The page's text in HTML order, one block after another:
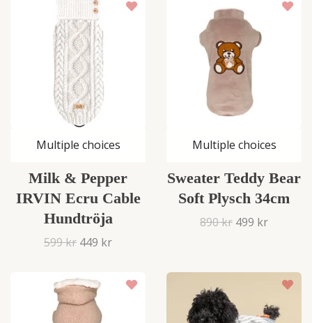
Multiple choices
Milk & Pepper
IRVIN Ecru Cable
Hundtröja
599 kr 449 kr
Multiple choices
Sweater Teddy Bear
Soft Plysch 34cm
890 kr 499 kr